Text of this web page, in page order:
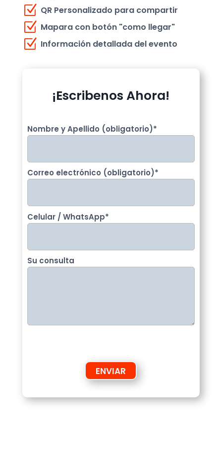
Z QR Personalizado para compartir
Z Mapara con botón "como llegar"
Z Información detallada del evento
¡Escribenos Ahora!
Nombre y Apellido (obligatorio)*
Correo electrónico (obligatorio)*
Celular / WhatsApp*
Su consulta
ENVIAR